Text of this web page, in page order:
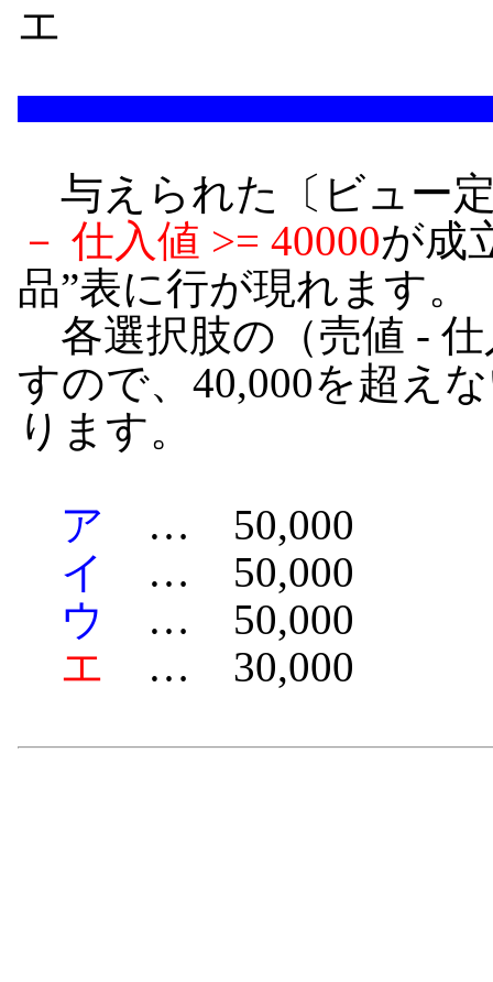
エ
与えられた〔ビュー
－ 仕入値 >= 40000が成
品”表に行が現れます。
各選択肢の（売値 -
すので、40,000を超え
ります。
ア … 50,000
イ
… 50,000
ウ
… 50,000
エ … 30,000